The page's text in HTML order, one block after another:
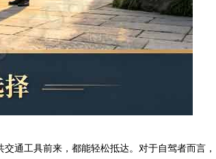
通工具前来，都能轻松抵达。对于自驾者而言，